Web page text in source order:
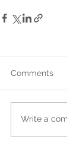
Comments
Write a